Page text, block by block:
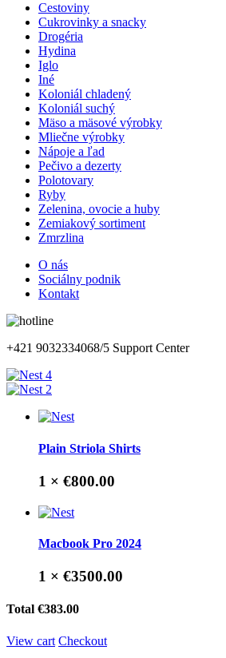
Cestoviny
Cukrovinky a snacky
Drogéria
Hydina
Iglo
Iné
Koloniál chladený
Koloniál suchý
Mäso a mäsové výrobky
Mliečne výrobky
Nápoje a ľad
Pečivo a dezerty
Polotovary
Ryby
Zelenina, ovocie a huby
Zemiakový sortiment
Zmrzlina
O nás
Sociálny podnik
Kontakt
+421 9032334068/5 Support Center
4
2
Plain Striola Shirts
1 × €800.00
Macbook Pro 2024
1 × €3500.00
Total €383.00
View cart Checkout